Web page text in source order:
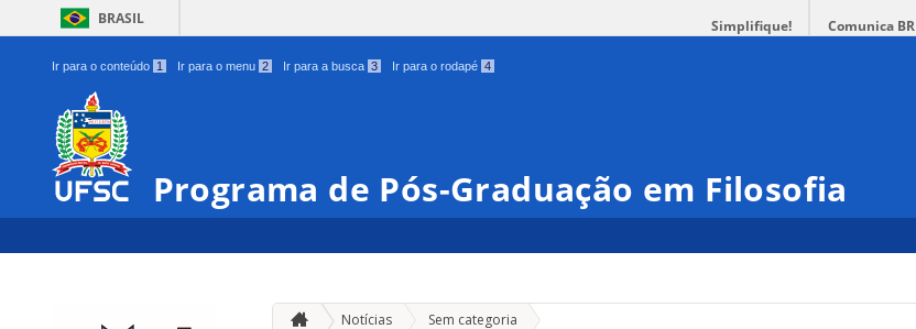
BRASIL Simplifique! Comunica BR
Ir para o conteúdo 1 Ir para o menu 2 Ir para a busca 3 Ir para o rodapé 4
Programa de Pós-Graduação em Filosofia
Notícias Sem categoria »